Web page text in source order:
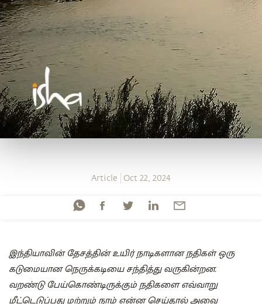
Article Oct 22, 2024
இந்தியாவின் தேசத்தின் உயிர் நாடிகளான நதிகள் ஒரு
கடுமையான நெருக்கடியை சந்தித்து வருகின்றன.
வறண்டு பேய்கொண்டிருக்கும் நதிகளை எவ்வாறு
மீட்டெடுப்பது மற்றும் நாம் என்ன செய்தால் அவை